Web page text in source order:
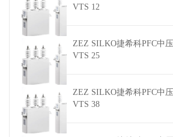
VTS 12
ZEZ SILKO捷希科PFC中
VTS 25
ZEZ SILKO捷希科PFC中
VTS 38